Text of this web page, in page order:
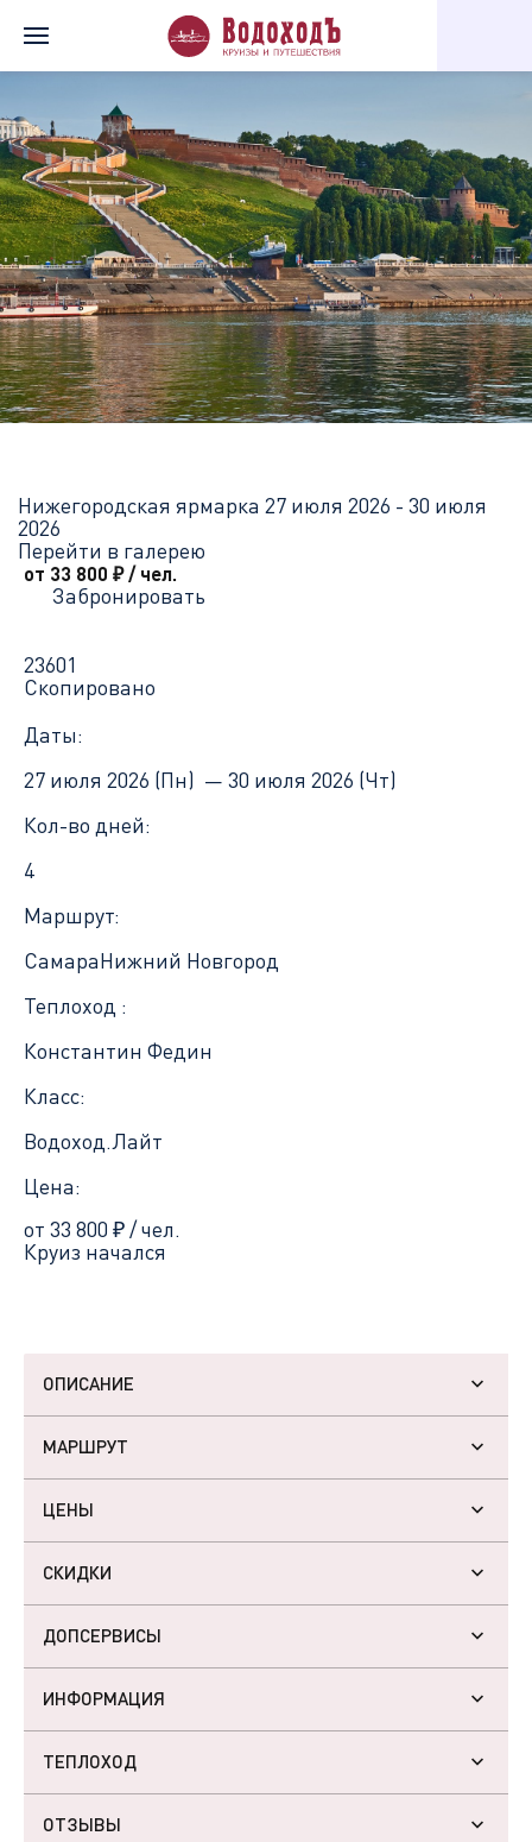
Нижегородская ярмарка 27 июля 2026 - 30 июля
2026
Перейти в галерею
от 33 800 ₽/ чел.
Забронировать
23601
Скопировано
Даты:
27 июля 2026 (Пн) — 30 июля 2026 (Чт)
Кол-во дней:
4
Маршрут:
СамараНижний Новгород
Теплоход :
Константин Федин
Класс:
Водоход.Лайт
Цена:
от 33 800 ₽/ чел.
Круиз начался
ОПИСАНИЕ
МАРШРУТ
ЦЕНЫ
СКИДКИ
ДОПСЕРВИСЫ
ИНФОРМАЦИЯ
ТЕПЛОХОД
ОТЗЫВЫ